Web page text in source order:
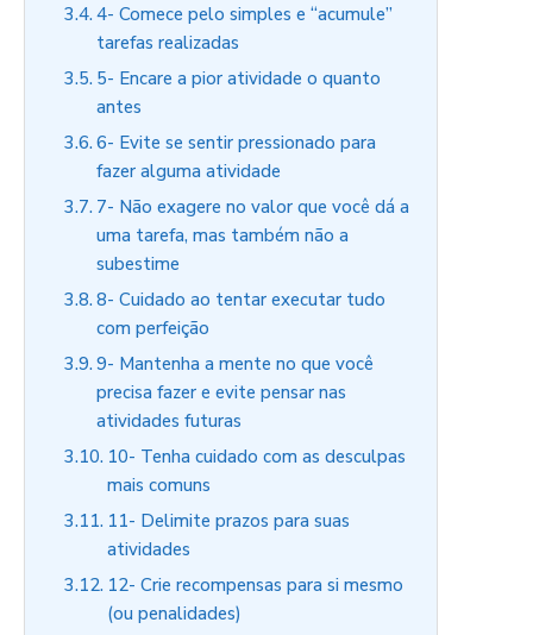
4- Comece pelo simples e “acumule”
tarefas realizadas
5- Encare a pior atividade o quanto
antes
6- Evite se sentir pressionado para
fazer alguma atividade
7- Não exagere no valor que você dá a
uma tarefa, mas também não a
subestime
8- Cuidado ao tentar executar tudo
com perfeição
9- Mantenha a mente no que você
precisa fazer e evite pensar nas
atividades futuras
10- Tenha cuidado com as desculpas
mais comuns
11- Delimite prazos para suas
atividades
12- Crie recompensas para si mesmo
(ou penalidades)